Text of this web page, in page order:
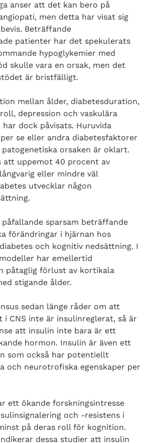
anser att det kan bero på
men detta har visat sig
Beträffande
patienter har det spekulerats
hypoglykemier med
skulle vara en orsak, men det
är bristfälligt.
mellan ålder, diabetesduration,
depression och vaskulära
dock påvisats. Huruvida
se eller andra diabetesfaktorer
orsaken är oklart.
att uppemot 40 procent av
eller mindre väl
utvecklar någon
sparsam beträffande
förändringar i hjärnan hos
och kognitiv nedsättning. I
har emellertid
påtaglig förlust av kortikala
stigande ålder.
sedan länge råder om att
i CNS inte är insulinreglerat, så är
att insulin inte bara är ett
hormon. Insulin är även ett
som också har potentiellt
och neurotrofiska egenskaper per
ett ökande forskningsintresse
och -resistens i
på deras roll för kognition.
dessa studier att insulin